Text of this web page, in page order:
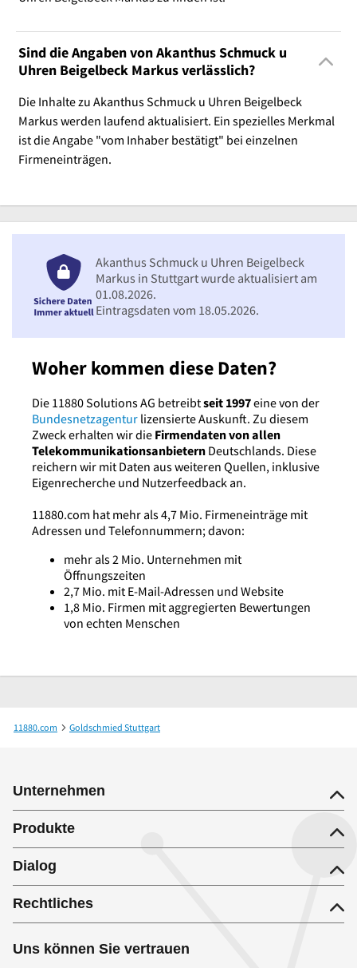
Sind die Angaben von Akanthus Schmuck u
Uhren Beigelbeck Markus verlässlich?
Die Inhalte zu Akanthus Schmuck u Uhren Beigelbeck
Markus werden laufend aktualisiert. Ein spezielles Merkmal
ist die Angabe "vom Inhaber bestätigt" bei einzelnen
Firmeneinträgen.
Woher kommen diese Daten?
Die 11880 Solutions AG betreibtseit 1997eine von der
Bundesnetzagentur lizensierte Auskunft. Zu diesem
Zweck erhalten wir die Firmendaten von allen
Telekommunikationsanbietern Deutschlands. Diese
reichern wir mit Daten aus weiteren Quellen, inklusive
Eigenrecherche und Nutzerfeedback an.
11880.com hat mehr als 4,7 Mio. Firmeneinträge mit
Adressen und Telefonnummern; davon:
mehr als 2 Mio. Unternehmen mit
Öffnungszeiten
2,7 Mio. mit E-Mail-Adressen und Website
1,8 Mio. Firmen mit aggregierten Bewertungen
von echten Menschen
Akanthus Schmuck u Uhren Beigelbeck
Markus in Stuttgart wurde aktualisiert am
01.08.2026.
Eintragsdaten vom 18.05.2026.
11880.com
Goldschmied Stuttgart
Unternehmen
Produkte
Dialog
Rechtliches
Uns können Sie vertrauen